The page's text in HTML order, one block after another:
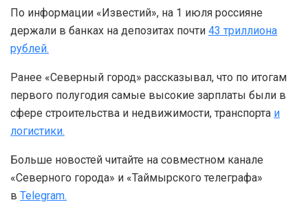
По информации «Известий», на 1 июля россияне
держали в банках на депозитах почти 43 триллиона
рублей.
Ранее «Северный город» рассказывал, что по итогам
первого полугодия самые высокие зарплаты были в
сфере строительства и недвижимости, транспорта и
логистики.
Больше новостей читайте на совместном канале
«Северного города» и «Таймырского телеграфа»
в Telegram.